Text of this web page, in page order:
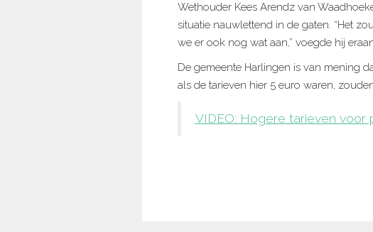
Wethouder Kees Arendz van
situatie nauwlettend in de gaten. “Het
we er ook nog wat aan,” voegde hij
De gemeente Harlingen is van mening
als de tarieven hier 5 euro waren,
VIDEO: Hogere tarieven